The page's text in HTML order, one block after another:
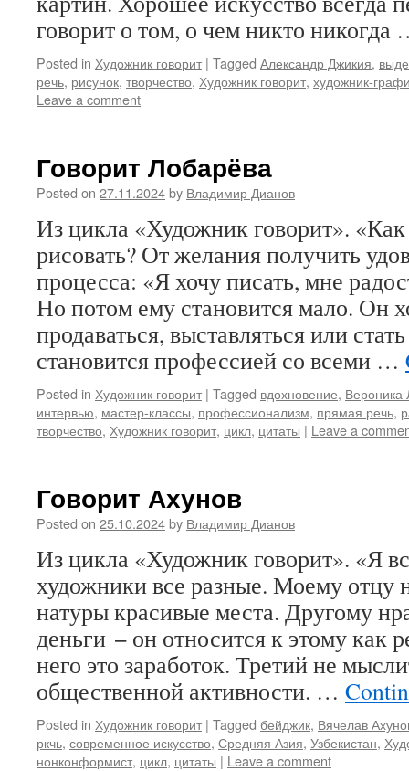
говорит о том, о чем никто
Posted in Художник говорит | Tagged Александр Джикия,
речь, рисунок, творчество, Художник говорит, художник-
Leave a comment
Говорит Лобарёва
Posted on 27.11.2024by Владимир Дианов
Из цикла «Художник говорит». «Как
рисовать? От желания получить
процесса: «Я хочу писать, мне
Но потом ему становится мало. Он
продаваться, выставляться или
становится профессией со всеми …
Posted in Художник говорит | Tagged вдохновение, Вероника
интервью, мастер-классы, профессионализм, прямая речь,
творчество, Художник говорит, цикл, цитаты | Leave a
Говорит Ахунов
Posted on 25.10.2024by Владимир Дианов
Из цикла «Художник говорит». «Я
художники все разные. Моему отцу
натуры красивые места. Другому
деньги − он относится к этому как
него это заработок. Третий не
общественной активности. …
Posted in Художник говорит | Tagged бейджик, Вячелав
ркчь, современное искусство, Средняя Азия, Узбекистан,
нонконформист, цикл, цитаты | Leave a comment